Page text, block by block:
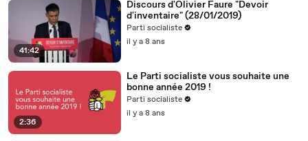
41:42
Discours d'Olivier Faure "Devoir
d'inventaire" (28/01/2019)
Parti socialiste
il y a 8 ans
2:36
Le Parti socialiste vous souhaite une
bonne année 2019 !
Parti socialiste
il y a 8 ans